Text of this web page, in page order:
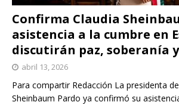
Confirma Claudia
asistencia a la cumbre en
discutirán paz, soberanía
abril 13, 2026
Para compartir Redacción La presidenta
Sheinbaum Pardo ya confirmó su